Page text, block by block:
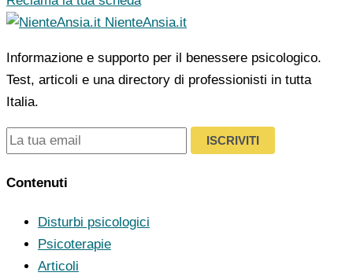
NienteAnsia.it
Informazione e supporto per il benessere psicologico.
Test, articoli e una directory di professionisti in tutta
Italia.
ISCRIVITI
Contenuti
Disturbi psicologici
Psicoterapie
Articoli